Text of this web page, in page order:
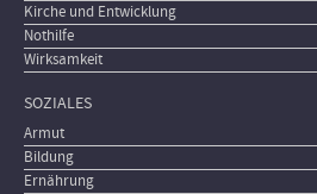
Kirche und Entwicklung
Nothilfe
Wirksamkeit
SOZIALES
Armut
Bildung
Ernährung